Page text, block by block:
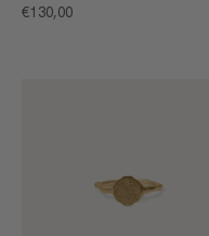
ANGEBOT
€130,00